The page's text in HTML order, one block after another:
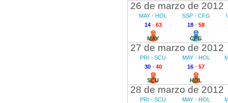
26 de marzo de 2012
MAY - HOL
14- 63
MAY
SSP - CFG
18 - 58
CFG
27 de marzo de 2012
PRI - SCU
30- 40
SCU
MAY - HOL
16 - 57
HOL
28 de marzo de 2012
PRI - SCU
MAY - HOL